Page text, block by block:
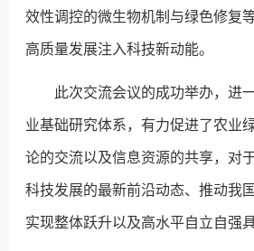
效性调控的微生物机制与绿色修复
高质量发展注入科技新动能。
此次交流会议的成功举办，进
业基础研究体系，有力促进了农业
论的交流以及信息资源的共享，对
科技发展的最新前沿动态、推动我
实现整体跃升以及高水平自立自强